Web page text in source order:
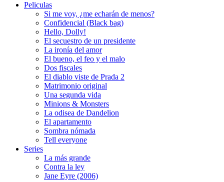
Peliculas
Si me voy, ¿me echarán de menos?
Confidencial (Black bag)
Hello, Dolly!
El secuestro de un presidente
La ironía del amor
El bueno, el feo y el malo
Dos fiscales
El diablo viste de Prada 2
Matrimonio original
Una segunda vida
Minions & Monsters
La odisea de Dandelion
El apartamento
Sombra nómada
Tell everyone
Series
La más grande
Contra la ley
Jane Eyre (2006)